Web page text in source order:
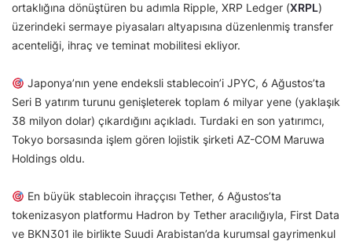
ortaklığına dönüştüren bu adımla Ripple, XRP Ledger (XRPL)
üzerindeki sermaye piyasaları altyapısına düzenlenmiş transfer
acenteliği, ihraç ve teminat mobilitesi ekliyor.
Japonya’nın yene endeksli stablecoin’i JPYC, 6 Ağustos’ta
Seri B yatırım turunu genişleterek toplam 6 milyar yene (yaklaşık
38 milyon dolar) çıkardığını açıkladı. Turdaki en son yatırımcı,
Tokyo borsasında işlem gören lojistik şirketi AZ-COM Maruwa
Holdings oldu.
En büyük stablecoin ihraççısı Tether, 6 Ağustos’ta
tokenizasyon platformu Hadron by Tether aracılığıyla, First Data
ve BKN301 ile birlikte Suudi Arabistan’da kurumsal gayrimenkul